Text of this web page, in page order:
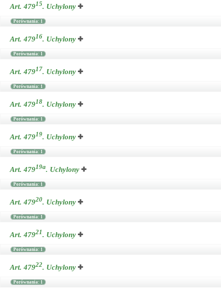
Art. 47915. Uchylony
Porównania: 1
Art. 47916. Uchylony
Porównania: 1
Art. 47917. Uchylony
Porównania: 1
Art. 47918. Uchylony
Porównania: 1
Art. 47919. Uchylony
Porównania: 1
Art. 47919a. Uchylony
Porównania: 1
Art. 47920. Uchylony
Porównania: 1
Art. 47921. Uchylony
Porównania: 1
Art. 47922. Uchylony
Porównania: 1